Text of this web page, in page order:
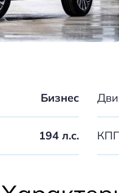
Бизнес
194 л.с.